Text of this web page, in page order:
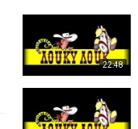
22:48